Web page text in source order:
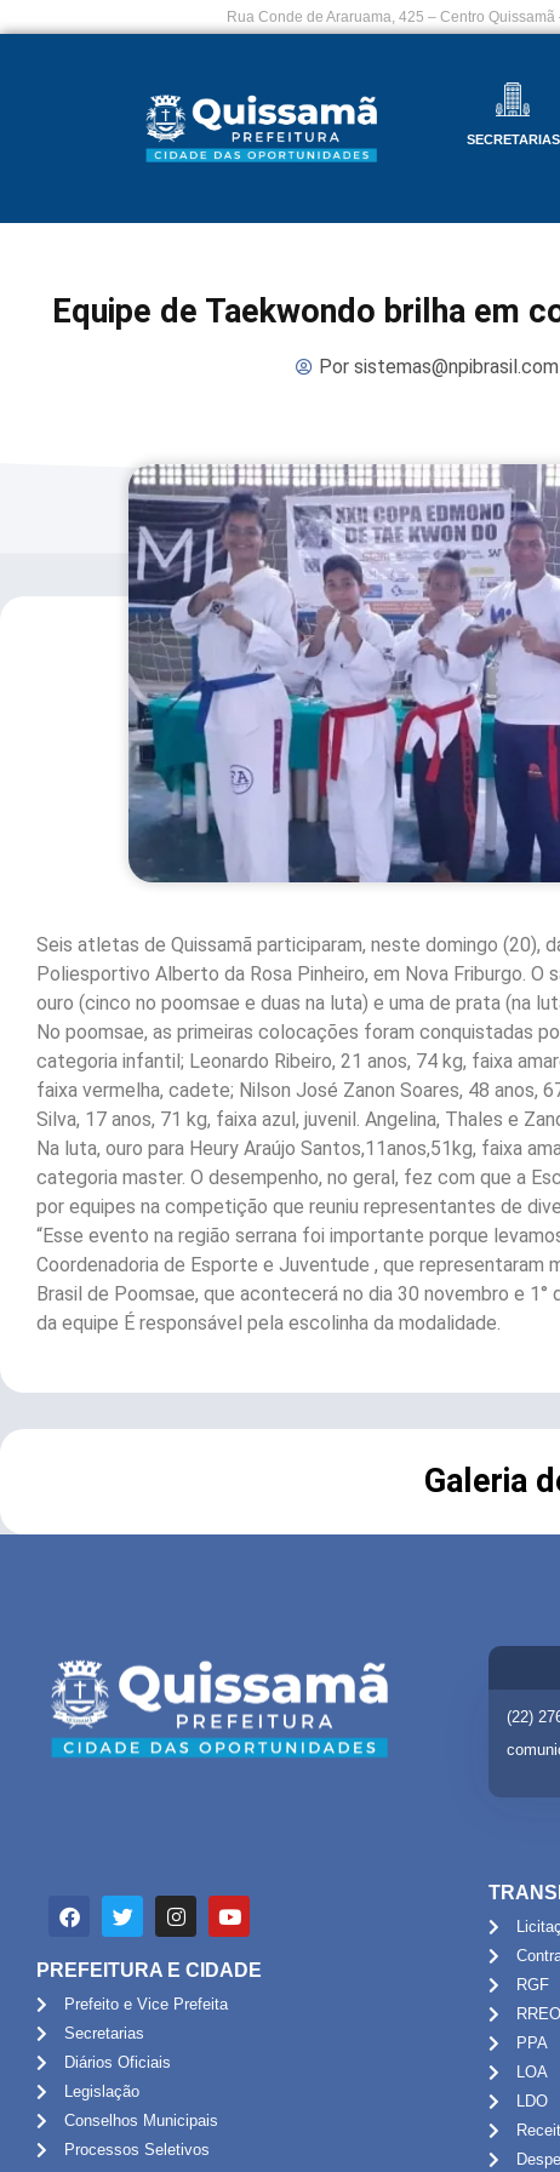
Rua Conde de Araruama, 425 – Centro
SECRETARIAS
Equipe de Taekwondo brilha em
Porsistemas@npibrasil.com
Seis atletas de Quissamã participaram, neste domingo (20),
Poliesportivo Alberto da Rosa Pinheiro, em Nova Friburgo.
ouro (cinco no poomsae e duas na luta) e uma de prata (na
No poomsae, as primeiras colocações foram conquistadas
categoria infantil; Leonardo Ribeiro, 21 anos, 74 kg, faixa
faixa vermelha, cadete; Nilson José Zanon Soares, 48 anos,
Silva, 17 anos, 71 kg, faixa azul, juvenil. Angelina, Thales e
Na luta, ouro para Heury Araújo Santos,11anos,51kg, faixa
categoria master. O desempenho, no geral, fez com que a
por equipes na competição que reuniu representantes de
“Esse evento na região serrana foi importante porque
Coordenadoria de Esporte e Juventude , que representaram
Brasil de Poomsae, que acontecerá no dia 30 novembro e
da equipe É responsável pela escolinha da modalidade.
Galeria
(22)
PREFEITURA E CIDADE
Prefeito e Vice Prefeita
Secretarias
Diários Oficiais
Legislação
Conselhos Municipais
Processos Seletivos
RGF
RREO
PPA
LOA
LDO